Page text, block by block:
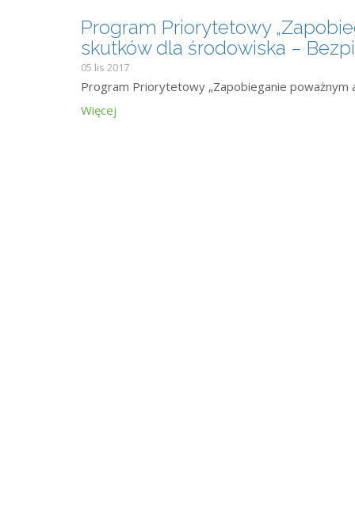
Program Priorytetowy
skutków dla środowiska –
05 lis 2017
Program Priorytetowy „Zapobieganie poważnym
Więcej